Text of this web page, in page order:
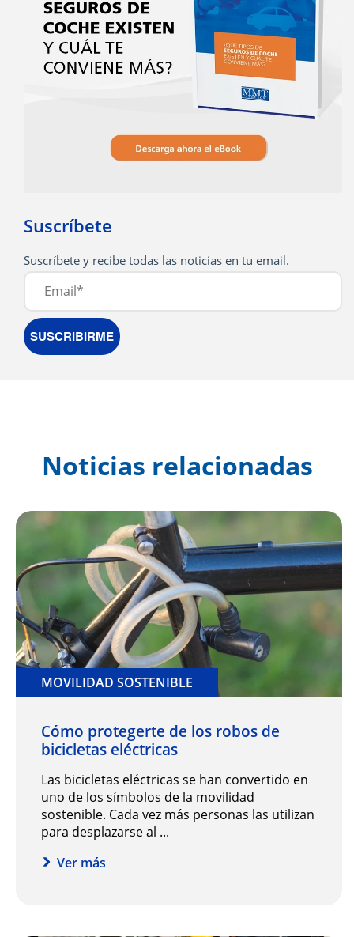
Suscríbete
Noticias relacionadas
MOVILIDAD SOSTENIBLE
Cómo protegerte de los robos de
bicicletas eléctricas
Las bicicletas eléctricas se han convertido en
uno de los símbolos de la movilidad
sostenible. Cada vez más personas las utilizan
para desplazarse al ...
Ver más